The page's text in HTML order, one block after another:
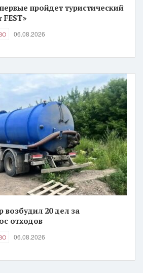
пройдет туристический
06.08.2026
возбудил 20 дел за
отходов
06.08.2026